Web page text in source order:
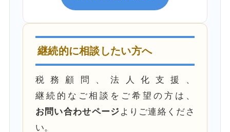
継続的に相談したい方へ
税務顧問、法人化支援、
継続的なご相談をご希望の方は、
お問い合わせページ よりご連絡くださ
い。